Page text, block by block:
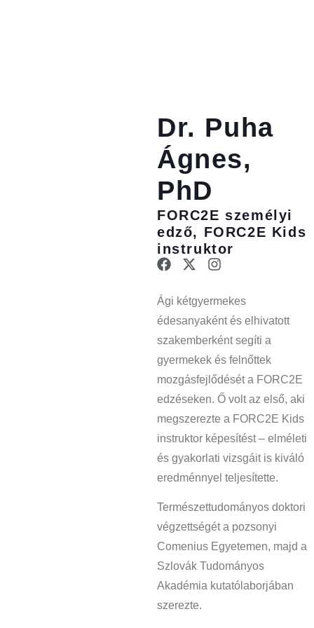
Dr. Puha
Ágnes,
PhD
FORC2E személyi
edző, FORC2E Kids
instruktor
Ági kétgyermekes
édesanyaként és elhivatott
szakemberként segíti a
gyermekek és felnőttek
mozgásfejlődését a FORC2E
edzéseken. Ő volt az első, aki
megszerezte a FORC2E Kids
instruktor képesítést – elméleti
és gyakorlati vizsgáit is kiváló
eredménnyel teljesítette.
Természettudományos doktori
végzettségét a pozsonyi
Comenius Egyetemen, majd a
Szlovák Tudományos
Akadémia kutatólaborjában
szerezte.